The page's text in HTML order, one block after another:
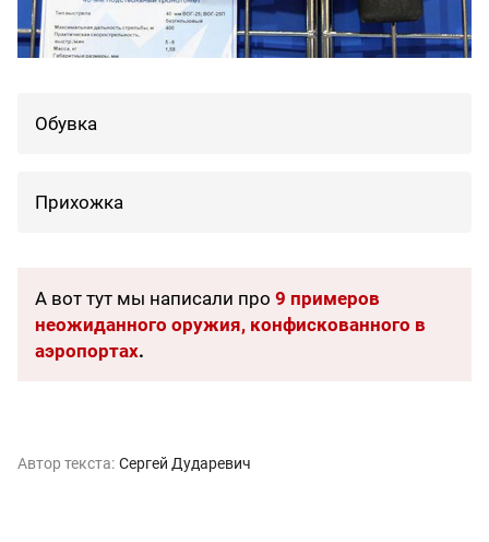
Обувка
Прихожка
А вот тут мы написали про 9 примеров
неожиданного оружия, конфискованного в
аэропортах.
Автор текста: Сергей Дударевич